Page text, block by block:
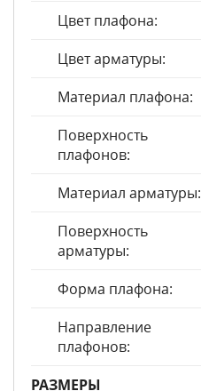
Цвет плафона:
Цвет арматуры:
Материал плафона:
Поверхность
плафонов:
Материал арматуры:
Поверхность
арматуры:
Форма плафона:
Направление
плафонов:
РАЗМЕРЫ